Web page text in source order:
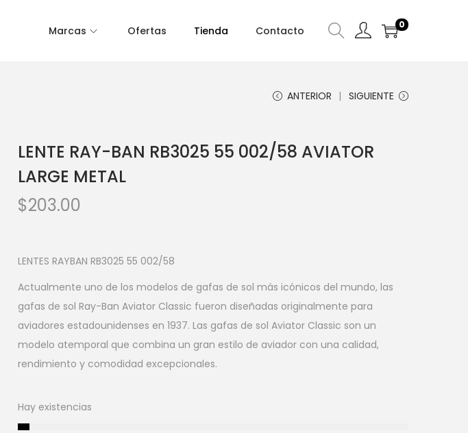
Marcas Ofertas Tienda Contacto 0
ANTERIOR SIGUIENTE
LENTE RAY-BAN RB3025 55 002/58 AVIATOR
LARGE METAL
$203.00
LENTES RAYBAN RB3025 55 002/58
Actualmente uno de los modelos de gafas de sol más icónicos del mundo, las
gafas de sol Ray-Ban Aviator Classic fueron diseñadas originalmente para
aviadores estadounidenses en 1937. Las gafas de sol Aviator Classic son un
modelo atemporal que combina un gran estilo de aviador con una calidad,
rendimiento y comodidad excepcionales.
Hay existencias